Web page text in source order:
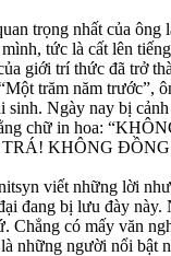
trọng nhất của
tức là cất lên
giới trí thức đã trở
trăm năm trước”,
sinh. Ngày nay bị
chữ in hoa:
KHÔNG
viết những lời
đang bị lưu đày
Chẳng có mấy văn
những người nổi bật